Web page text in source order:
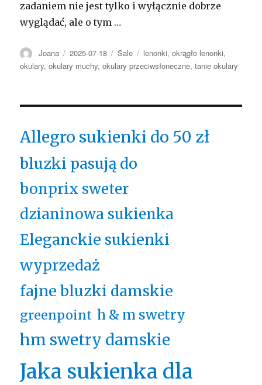
zadaniem nie jest tylko i wyłącznie dobrze
wyglądać, ale o tym …
Autor
Joana Opublikowano
2025-07-18 Kategorie
Sale Tagi
lenonki,okrągłe lenonki,
okulary,okulary muchy,okulary przeciwsłoneczne,tanie okulary
Allegro sukienki do 50 zł
bluzki pasują do
bonprix sweter
dzianinowa sukienka
Eleganckie sukienki
wyprzedaż
fajne bluzki damskie
greenpoint h & m swetry
hm swetry damskie
Jaka sukienka dla